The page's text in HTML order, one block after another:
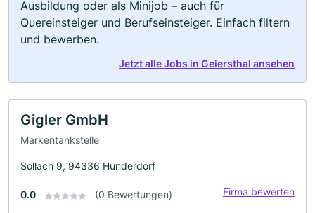
Ausbildung oder als Minijob – auch für
Quereinsteiger und Berufseinsteiger. Einfach filtern
und bewerben.
Jetzt alle Jobs in Geiersthal ansehen
Gigler GmbH
Markentankstelle
Sollach 9, 94336 Hunderdorf
0.0 (0 Bewertungen) Firma bewerten